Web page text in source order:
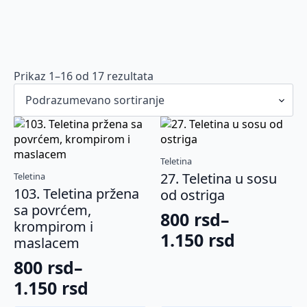
Prikaz 1–16 od 17 rezultata
Teletina
103. Teletina pržena
sa povrćem,
krompirom i
maslacem
800 rsd–
1.150 rsd
Raspon
Teletina
27. Teletina u sosu
od ostriga
800 rsd–
1.150 rsd
Raspon